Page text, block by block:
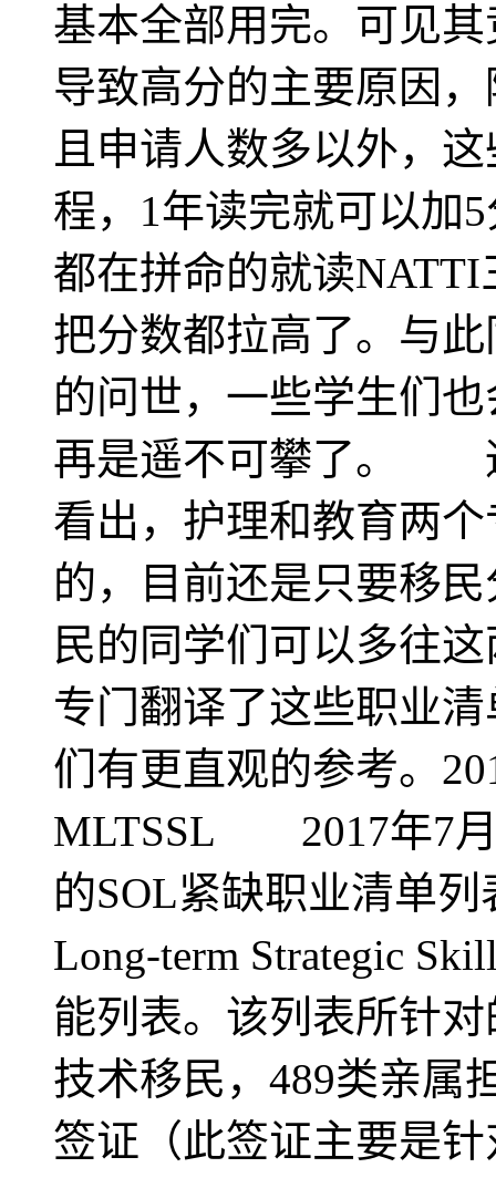
基本全部用完。可见
导致高分的主要原因
且申请人数多以外，
程，1年读完就可以加
都在拼命的就读
把分数都拉高了。与
的问世，一些学生们
再是遥不可攀了。
看出，护理和教育两
的，目前还是只要移
民的同学们可以多
专门翻译了这些职业
们有更直观的参考。
MLTSSL 2017年7月
的SOL紧缺职业清单
Long-term Strategic
能列表。该列表所针
技术移民，489类亲属
签证（此签证主要是